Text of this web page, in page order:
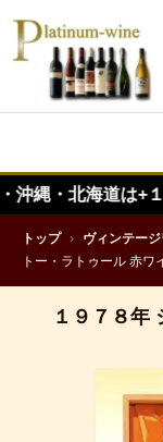
は+１日 離島な
トップ › ヴィンテー
トー・ラトゥール 赤ワ
１９７８年